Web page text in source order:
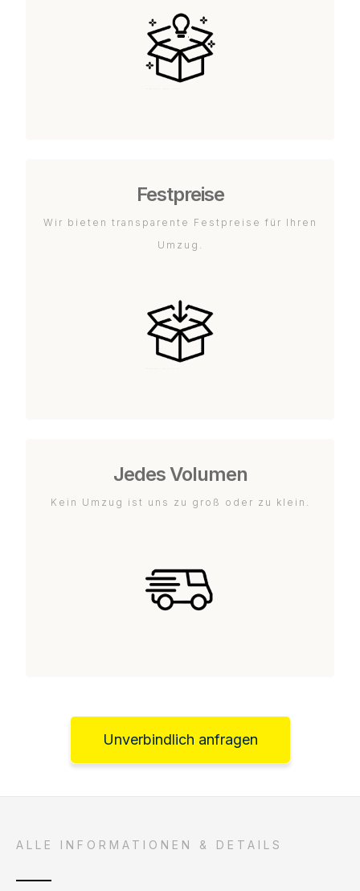
Festpreise
Wir bieten transparente Festpreise für Ihren
Umzug.
Jedes Volumen
Kein Umzug ist uns zu groß oder zu klein.
Unverbindlich anfragen
ALLE INFORMATIONEN & DETAILS